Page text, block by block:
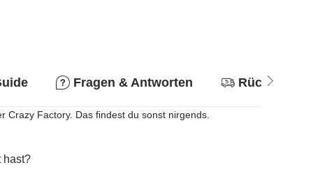
Fragen & Antworten
Factory. Das findest du sonst nirgends.
hast?